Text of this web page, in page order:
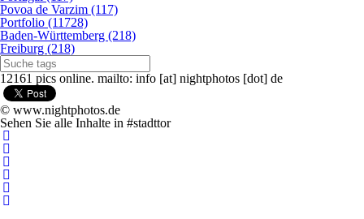
Povoa de Varzim (117)
Portfolio (11728)
Baden-Württemberg (218)
Freiburg (218)
12161 pics online. mailto: info [at] nightphotos [dot] de
© www.nightphotos.de
Sehen Sie alle Inhalte in #stadttor